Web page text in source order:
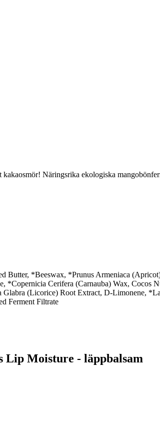
Näringsrika ekologiska
Butter, *Beeswax, *Prunus Armeniaca
Cerifera (Carnauba) Wax, Cocos
(Licorice) Root Extract, D-Limonene,
Ferment Filtrate
Lip Moisture - läppbalsam